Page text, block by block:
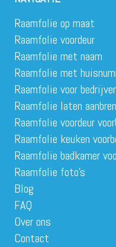
Raamfolie op maat
Raamfolie voordeur
Raamfolie met naam
Raamfolie met
Raamfolie voor
Raamfolie laten
Raamfolie voordeur
Raamfolie keuken
Raamfolie badkamer
Raamfolie foto’s
Blog
FAQ
Over ons
Contact